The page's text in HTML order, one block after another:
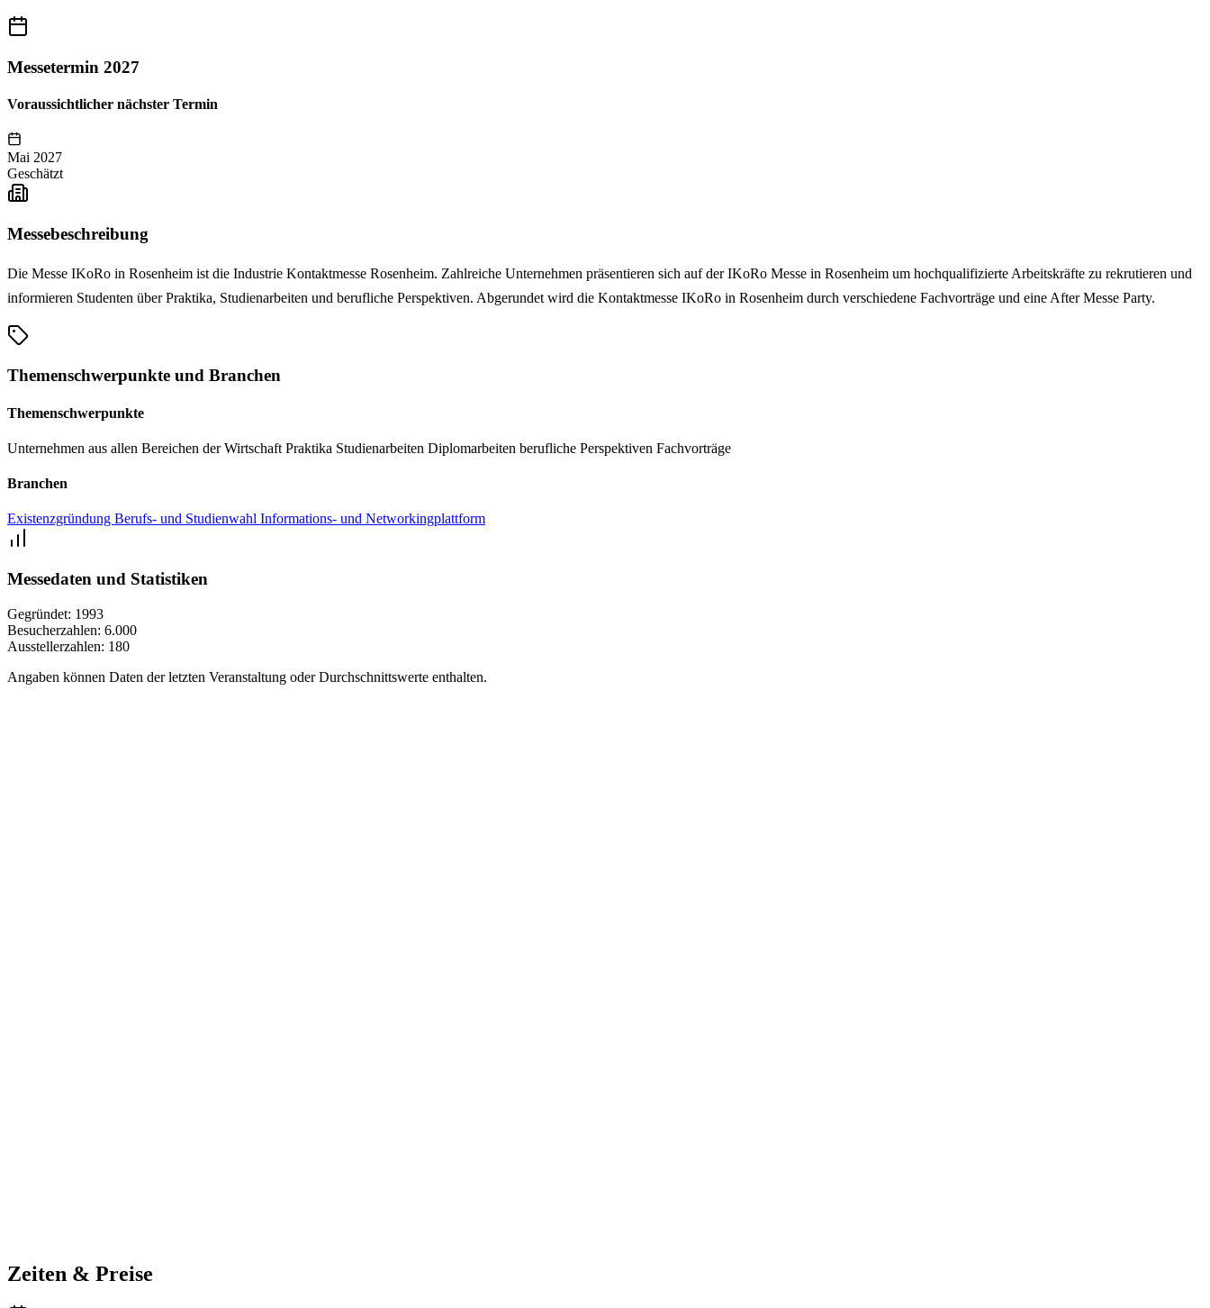
Messetermin 2027
Voraussichtlicher nächster Termin
Mai 2027
Geschätzt
Messebeschreibung
Die Messe IKoRo in Rosenheim ist die Industrie Kontaktmesse Rosenheim. Zahlreiche Unternehmen präsentieren sich auf der IKoRo Messe in Rosenheim um hochqualifizierte Arbeitskräfte zu rekrutieren und
informieren Studenten über Praktika, Studienarbeiten und berufliche Perspektiven. Abgerundet wird die Kontaktmesse IKoRo in Rosenheim durch verschiedene Fachvorträge und eine After Messe Party.
Themenschwerpunkte und Branchen
Themenschwerpunkte
Unternehmen aus allen Bereichen der Wirtschaft Praktika Studienarbeiten Diplomarbeiten berufliche Perspektiven Fachvorträge
Branchen
Existenzgründung Berufs- und Studienwahl Informations- und Networkingplattform
Messedaten und Statistiken
Gegründet: 1993
Besucherzahlen: 6.000
Ausstellerzahlen: 180
Angaben können Daten der letzten Veranstaltung oder Durchschnittswerte enthalten.
Zeiten & Preise